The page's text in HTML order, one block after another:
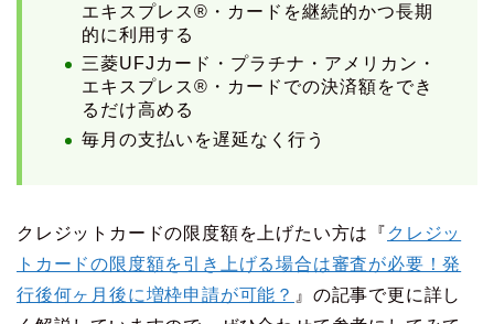
エキスプレス®・カードを継続的かつ長期
的に利用する
三菱UFJカード・プラチナ・アメリカン・
エキスプレス®・カードでの決済額をでき
るだけ高める
毎月の支払いを遅延なく行う
クレジットカードの限度額を上げたい方は『 クレジッ
トカードの限度額を引き上げる場合は審査が必要！発
行後何ヶ月後に増枠申請が可能？ 』の記事で更に詳し